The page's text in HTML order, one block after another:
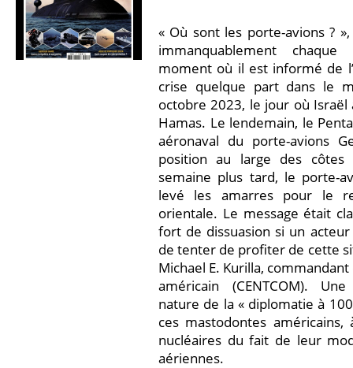
« Où sont les porte-avions ?
immanquablement
moment où il est informé de
crise quelque part dans le
octobre 2023, le jour où Israël
Hamas. Le lendemain, le
aéronaval du porte-avions
position au large des côtes
semaine plus tard, le porte-
levé les amarres pour le
orientale. Le message était
fort de dissuasion si un
de tenter de profiter de cette
Michael E. Kurilla,
américain (CENTCOM).
nature de la « diplomatie à
ces mastodontes
nucléaires du fait de leur
aériennes.